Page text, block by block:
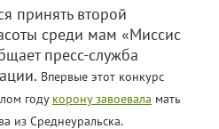
принять второй
среди мам «Миссис
пресс-служба
Впервые этот конкурс
году корону завоевала мать
из Среднеуральска.